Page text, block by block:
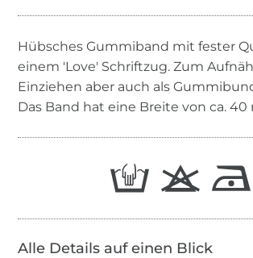
Hübsches Gummiband mit fester
einem 'Love' Schriftzug. Zum
Einziehen aber auch als
Das Band hat eine Breite von ca. 40
Alle Details auf einen Blick